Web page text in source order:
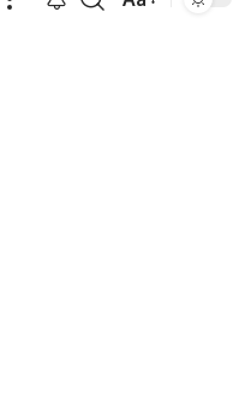
Font